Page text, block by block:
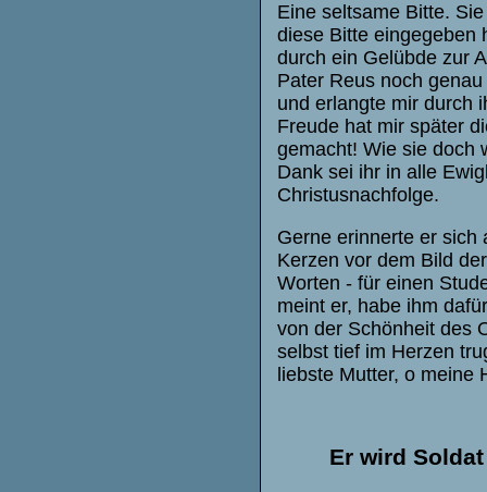
Eine seltsame Bitte.
diese Bitte eingegeben
durch ein Gelübde zur
Pater Reus noch
und erlangte mir durch
Freude hat mir später
gemacht! Wie sie doch
Dank sei ihr in alle
Christusnachfolge.
Gerne erinnerte er sich
Kerzen vor dem Bild
Worten - für einen
meint er, habe ihm
von der Schönheit des
selbst tief im Herzen
liebste Mutter, o meine
Er wird Soldat